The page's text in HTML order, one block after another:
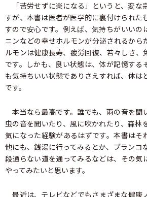
「苦労せずに楽になる」というと、変な
すが、本書は医者が医学的に裏付けられた
すので安心です。例えば、気持ちがいいの
ニンなどの幸せホルモンが分泌されるから
ルモンは健康長寿、疲労回復、若々しさ、
です。しかも、良い状態は、体が記憶する
も気持ちいい状態でありさえすれば、体は
です。
本当なら最高です。誰でも、雨の音を聞
虫の音を聞いたり、風に吹かれたり、森林
気になった経験があるはずです。本書はそ
他にも、銭湯に行ってみるとか、ブランコ
段通らない道を通ってみるなどは、その気
やってみたいと思います。
最近は、テレビなどでもさまざまな健康